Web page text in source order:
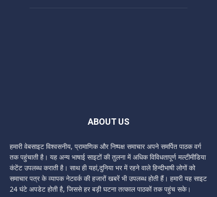
ABOUT US
हमारी वेबसाइट विश्वसनीय, प्रामाणिक और निष्पक्ष समाचार अपने समर्पित पाठक वर्ग
तक पहुंचाती है। यह अन्य भाषाई साइटों की तुलना में अधिक विविधतापूर्ण मल्टीमीडिया
कंटेंट उपलब्ध कराती है। साथ ही यहां,दुनिया भर में रहने वाले हिन्दीभाषी लोगों को
समाचार पत्र के व्यापक नेटवर्क की हजारों खबरें भी उपलब्ध होती हैं। हमारी यह साइट
24 घंटे अपडेट होती है, जिससे हर बड़ी घटना तत्काल पाठकों तक पहुंच सके।